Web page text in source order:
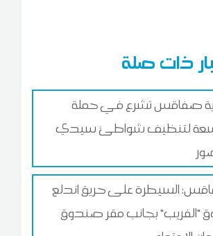
ذات صلة
صفاقس تشرع في حملة
لتنظيف شواطئ سيدي
السيطرة على حريق اندلع
"الفريب" بجانب مقر صندوق